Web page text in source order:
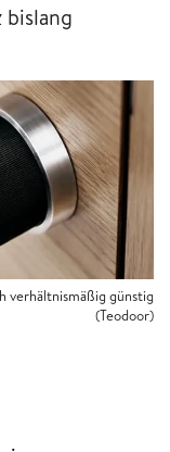
verhältnismäßig günstig
(Teodoor)